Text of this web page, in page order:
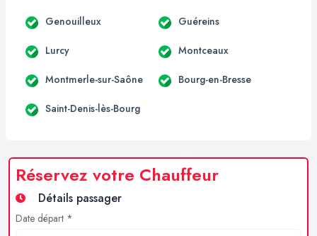
Genouilleux Guéreins
Lurcy Montceaux
Montmerle-sur-Saône Bourg-en-Bresse
Saint-Denis-lès-Bourg
Réservez votre Chauffeur
Détails passager
Date départ *